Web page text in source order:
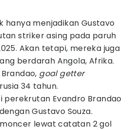
hanya menjadikan Gustavo
striker asing pada paruh
Akan tetapi, mereka juga
berdarah Angola, Afrika.
goal getter
34 tahun.
perekrutan Evandro Brandao
Gustavo Souza.
lewat catatan 2 gol